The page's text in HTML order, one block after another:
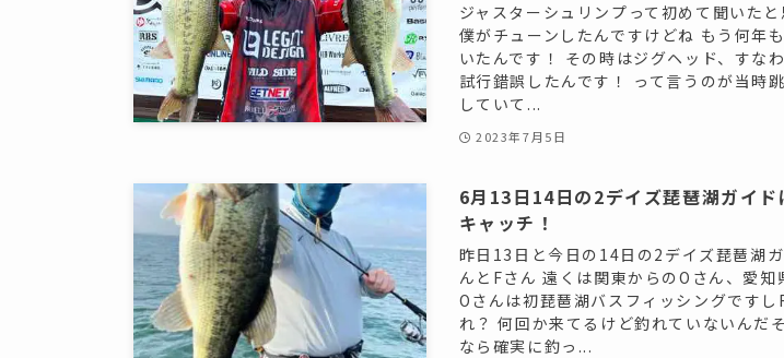
ジャスターシュリンプって初めて聞いた
僕がチューンしたんですけどね もう何年
いたんです！ その時はジグヘッド、すな
試行錯誤したんです！ って言うのが当時
していて...
2023年7月5日
6月13日14日の2デイズ琵琶湖ガイド
キャッチ！
昨日13日と今日の14日の2デイズ琵琶湖
んとFさん 遠くは関東からのOさん、愛知
Oさんは初琵琶湖バスフィッシングです
れ？ 何回か来てるけど釣れていないんだ
なら確実に釣っ...